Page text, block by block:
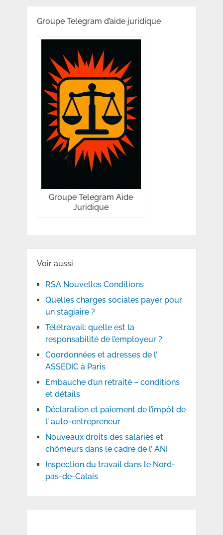
Groupe Telegram d’aide juridique
Groupe Telegram Aide
Juridique
Voir aussi
RSA Nouvelles Conditions
Quelles charges sociales payer pour
un stagiaire ?
Télétravail: quelle est la
responsabilité de l’employeur ?
Coordonnées et adresses de l’
ASSEDIC à Paris
Embauche d’un retraité – conditions
et détails
Déclaration et paiement de l’impôt de
l’ auto-entrepreneur
Nouveaux droits des salariés et
chômeurs dans le cadre de l’ ANI
Inspection du travail dans le Nord-
pas-de-Calais